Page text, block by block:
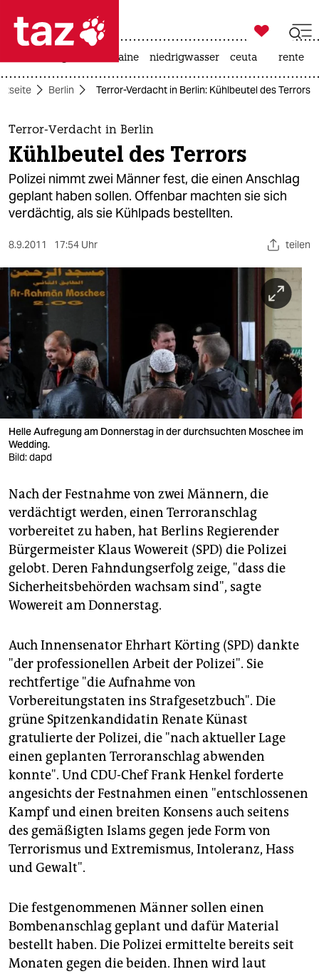
 taz zahl ich
taz zahl ich
themen
politik
öko
gesellschaft
sport
berlin
nord
wahrheit
verlag
verlag
shop
fragen & hilfe
unterstützen
abo
genossenschaft
epaper login

taz zahl ich
krieg in der ukraine niedrigwasser ceuta rente
Berlin Terror-Verdacht in Berlin: Kühlbeutel des Terrors
Terror-Verdacht in Berlin
Kühlbeutel des Terrors
Polizei nimmt zwei Männer fest, die einen Anschlag
geplant haben sollen. Offenbar machten sie sich
verdächtig, als sie Kühlpads bestellten.
8.9.2011 17:54 Uhr teilen
Helle Aufregung am Donnerstag in der durchsuchten Moschee im
Wedding.
Bild: dapd
Nach der Festnahme von zwei Männern, die
verdächtigt werden, einen Terroranschlag
vorbereitet zu haben, hat Berlins Regierender
Bürgermeister Klaus Wowereit (SPD) die Polizei
gelobt. Deren Fahndungserfolg zeige, "dass die
Sicherheitsbehörden wachsam sind", sagte
Wowereit am Donnerstag.
Auch Innensenator Ehrhart Körting (SPD) dankte
"der professionellen Arbeit der Polizei". Sie
rechtfertige "die Aufnahme von
Vorbereitungstaten ins Strafgesetzbuch". Die
grüne Spitzenkandidatin Renate Künast
gratulierte der Polizei, die "nach aktueller Lage
einen geplanten Terroranschlag abwenden
konnte". Und CDU-Chef Frank Henkel forderte
angesichts der Festnahmen einen "entschlossenen
Kampf und einen breiten Konsens auch seitens
des gemäßigten Islams gegen jede Form von
Terrorismus und Extremismus, Intoleranz, Hass
und Gewalt".
Die festgenommenen Männer sollen einen
Bombenanschlag geplant und dafür Material
bestellt haben. Die Polizei ermittelte bereits seit
Monaten gegen die beiden. Ihnen wird laut